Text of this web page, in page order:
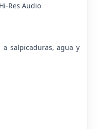
Res Audio
a salpicaduras, agua y